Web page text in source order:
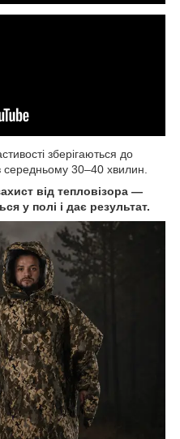
зберігаються до
середньому 30–40 хвилин.
від тепловізора —
у полі і дає результат.